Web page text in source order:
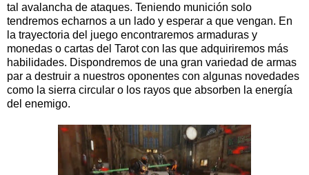
tal avalancha de ataques. Teniendo munición solo
tendremos echarnos a un lado y esperar a que vengan. En
la trayectoria del juego encontraremos armaduras y
monedas o cartas del Tarot con las que adquiriremos más
habilidades. Dispondremos de una gran variedad de armas
par a destruir a nuestros oponentes con algunas novedades
como la sierra circular o los rayos que absorben la energía
del enemigo.